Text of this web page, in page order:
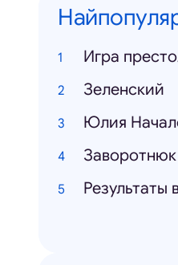
Игра
Зеленский
Юлия
Заворотнюк
Результаты